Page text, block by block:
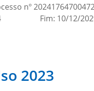
nº
Fim: 10/12/2029
2023